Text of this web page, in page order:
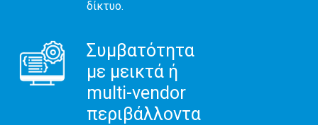
δίκτυο.
Συμβατότητα
με μεικτά ή
multi-vendor
περιβάλλοντα